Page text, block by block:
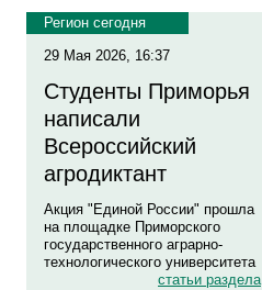
Регион сегодня
29 Мая 2026, 16:37
Студенты Приморья
написали
Всероссийский
агродиктант
Акция "Единой России" прошла
на площадке Приморского
государственного аграрно-
технологического университета
статьи раздела